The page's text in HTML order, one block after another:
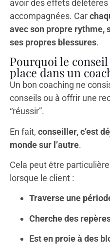
avoir des effets
accompagnées. Car
avec son propre rythme,
ses propres blessures.
Pourquoi le conseil
place dans un
Un bon coaching ne
conseils ou à offrir une
“réussir”.
En fait, conseiller, c’est
monde sur l’autre.
Cela peut être
lorsque le client :
Traverse une
Cherche des
Est en proie à des